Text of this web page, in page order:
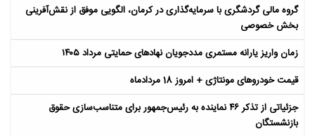
گروه مالی گردشگری با سرمایه‌گذاری در کرمان، الگویی موفق از نقش‌آفرینی
بخش خصوصی
زمان واریز یارانه مستمری مددجویان نهادهای حمایتی مرداد ۱۴۰۵
قیمت خودروهای مونتاژی + امروز 18 مردادماه
جزئیاتی از تذکر ۴۶ نماینده به رئیس‌جمهور برای متناسب‌سازی حقوق
بازنشستگان